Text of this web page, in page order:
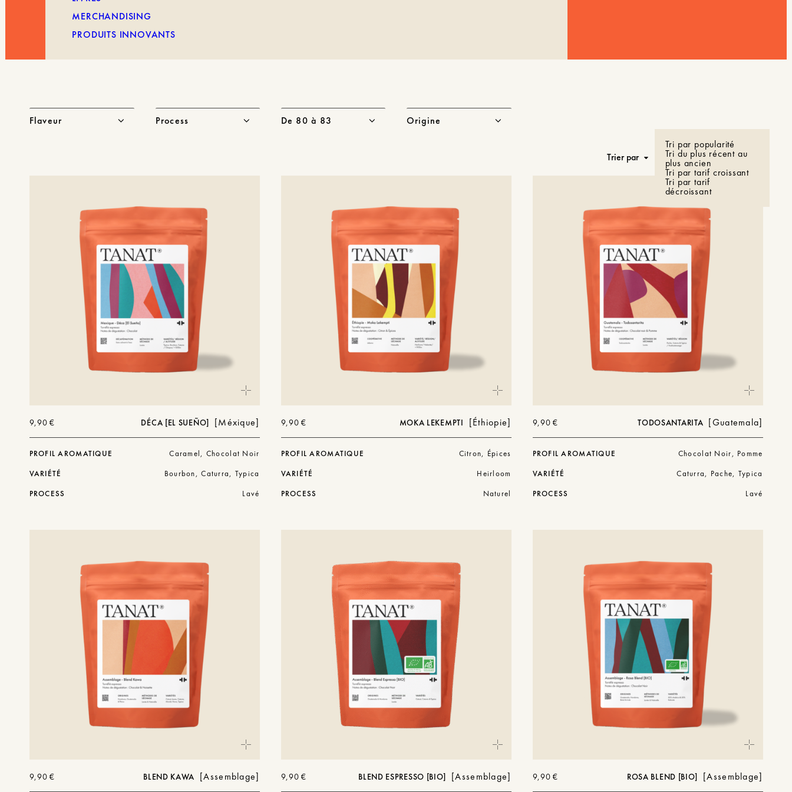
MERCHANDISING
PRODUITS INNOVANTS
Trier par
Tri par popularité
Tri du plus récent au
plus ancien
Tri par tarif croissant
Tri par tarif
décroissant
DÉCA [EL SUEÑO] Méxique
9,90 €
PROFIL AROMATIQUE
Caramel, Chocolat Noir
VARIÉTÉ
Bourbon, Caturra, Typica
PROCESS
Lavé
MOKA LEKEMPTI Éthiopie
9,90 €
PROFIL AROMATIQUE
Citron, Épices
VARIÉTÉ
Heirloom
PROCESS
Naturel
TODOSANTARITA Guatemala
9,90 €
PROFIL AROMATIQUE
Chocolat Noir, Pomme
VARIÉTÉ
Caturra, Pache, Typica
PROCESS
Lavé
BLEND KAWA Assemblage
9,90 € BLEND ESPRESSO [BIO] Assemblage
9,90 € ROSA BLEND [BIO] Assemblage
9,90 €